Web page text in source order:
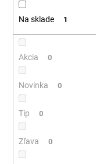
Na sklade 1
Akcia 0
Novinka 0
Tip 0
Zľava 0
j